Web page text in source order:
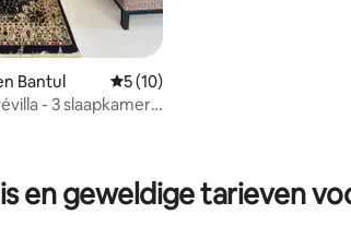
op 5, 14 recensies
Bantul Gemiddelde beoordeling van 5
5 (10)
- 3 slaapkamers,
en geweldige tarieven